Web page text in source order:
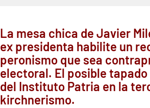
La mesa chica de Javier
ex presidenta habilite un
peronismo que sea
electoral. El posible
del Instituto Patria en la
kirchnerismo.